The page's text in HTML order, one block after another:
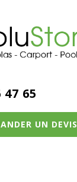
47 65
UN DEVIS